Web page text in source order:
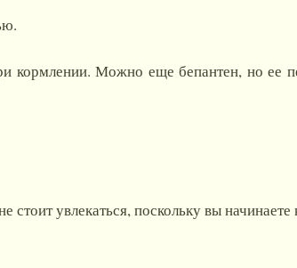
кормлении. Можно еще бепантен, но ее
увлекаться, поскольку вы начинаете